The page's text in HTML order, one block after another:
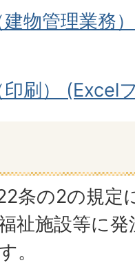
物管理業務
印刷） (Excel
条の2の規定
祉施設等に
。